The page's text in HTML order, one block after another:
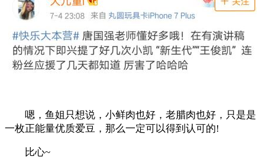
嗯，鱼姐只想说，小鲜肉也好，老腊肉也好，只是是
一枚正能量优质爱豆，那么一定可以得到认可的!
比心~